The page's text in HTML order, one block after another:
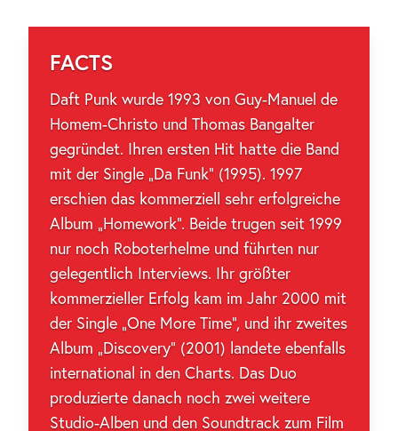
FACTS
Daft Punk wurde 1993 von Guy-Manuel de
Homem-Christo und Thomas Bangalter
gegründet. Ihren ersten Hit hatte die Band
mit der Single „Da Funk“ (1995). 1997
erschien das kommerziell sehr erfolgreiche
Album „Homework“. Beide trugen seit 1999
nur noch Roboterhelme und führten nur
gelegentlich Interviews. Ihr größter
kommerzieller Erfolg kam im Jahr 2000 mit
der Single „One More Time“, und ihr zweites
Album „Discovery“ (2001) landete ebenfalls
international in den Charts. Das Duo
produzierte danach noch zwei weitere
Studio-Alben und den Soundtrack zum Film